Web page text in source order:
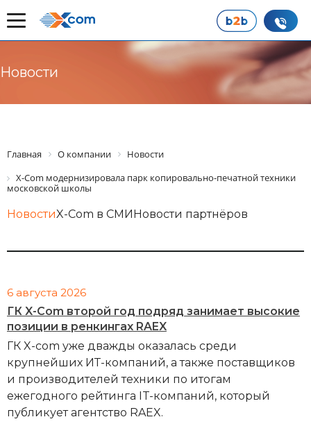
Новости
Главная О компании
Новости
X-Com модернизировала парк копировально-печатной техники
московской школы
НовостиX-Com в СМИНовости партнёров
6 августа 2026
ГК X-Com второй год подряд занимает высокие
позиции в ренкингах RAEX
ГК X-com уже дважды оказалась среди
крупнейших ИТ-компаний, а также поставщиков
и производителей техники по итогам
ежегодного рейтинга IT-компаний, который
публикует агентство RAEX.